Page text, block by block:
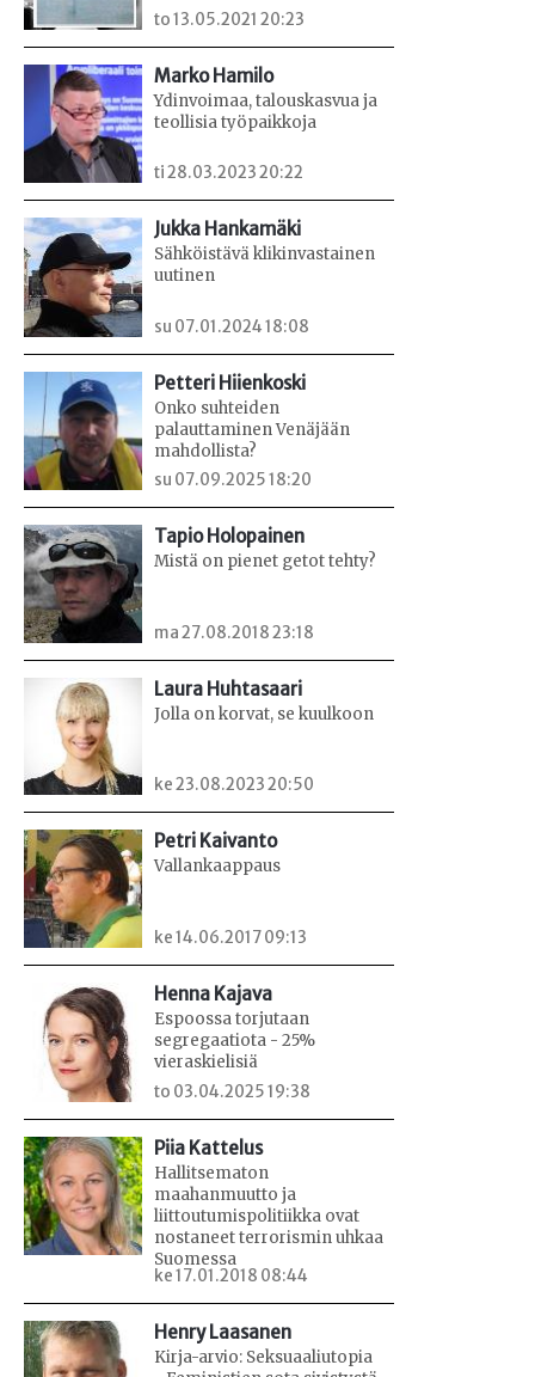
to 13.05.2021 20:23
Marko Hamilo
Ydinvoimaa, talouskasvua ja
teollisia työpaikkoja
ti 28.03.2023 20:22
Jukka Hankamäki
Sähköistävä klikinvastainen
uutinen
su 07.01.2024 18:08
Petteri Hiienkoski
Onko suhteiden
palauttaminen Venäjään
mahdollista?
su 07.09.2025 18:20
Tapio Holopainen
Mistä on pienet getot tehty?
ma 27.08.2018 23:18
Laura Huhtasaari
Jolla on korvat, se kuulkoon
ke 23.08.2023 20:50
Petri Kaivanto
Vallankaappaus
ke 14.06.2017 09:13
Henna Kajava
Espoossa torjutaan
segregaatiota - 25%
vieraskielisiä
to 03.04.2025 19:38
Piia Kattelus
Hallitsematon
maahanmuutto ja
liittoutumispolitiikka ovat
nostaneet terrorismin uhkaa
Suomessa
ke 17.01.2018 08:44
Henry Laasanen
Kirja-arvio: Seksuaaliutopia